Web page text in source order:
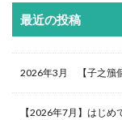
最近の投稿
2026年3月 【子之籏
【2026年7月】はじ